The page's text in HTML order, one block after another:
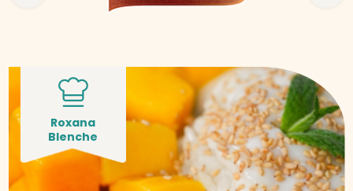
Roxana
Blenche